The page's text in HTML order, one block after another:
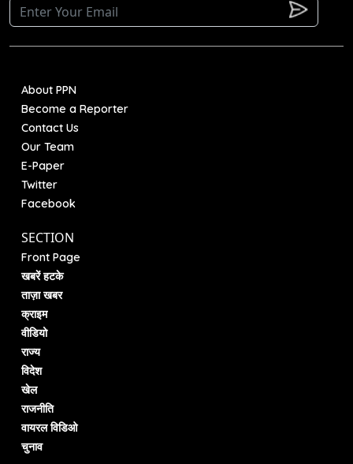
About PPN
Become a Reporter
Contact Us
Our Team
E-Paper
Twitter
Facebook
SECTION
Front Page
खबरें हटके
ताज़ा खबर
क्राइम
वीडियो
राज्य
विदेश
खेल
राजनीति
वायरल विडिओ
चुनाव